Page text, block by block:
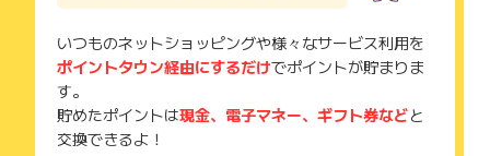
いつものネットショッピングや様々なサービス利用を
ポイントタウン経由にするだけでポイントが貯まりま
す。
貯めたポイントは現金、電子マネー、ギフト券などと
交換できるよ！